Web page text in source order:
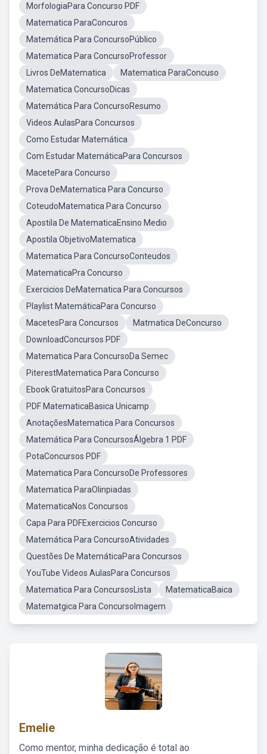
MorfologiaPara Concurso PDF
Matematica ParaConcuros
Matemática Para ConcursoPúblico
Matematica Para ConcursoProfessor
Livros DeMatematica
Matematica ParaConcuso
Matematica ConcursoDicas
Matemática Para ConcursoResumo
Videos AulasPara Concursos
Como Estudar Matemática
Com Estudar MatemáticaPara Concursos
MacetePara Concurso
Prova DeMatematica Para Concurso
CoteudoMatematica Para Concurso
Apostila De MatematicaEnsino Medio
Apostila ObjetivoMatematica
Matematica Para ConcursoConteudos
MatematicaPra Concurso
Exercicios DeMatematica Para Concursos
Playlist MatemáticaPara Concurso
MacetesPara Concursos
Matmatica DeConcurso
DownloadConcursos PDF
Matematica Para ConcursoDa Semec
PiterestMatematica Para Concurso
Ebook GratuitosPara Concursos
PDF MatematicaBasica Unicamp
AnotaçõesMatematica Para Concursos
Matemática Para ConcursosÁlgebra 1 PDF
PotaConcursos PDF
Matematica Para ConcursoDe Professores
Matematica ParaOlinpiadas
MatematicaNos Concursos
Capa Para PDFExercicios Concurso
Matemática Para ConcursoAtividades
Questões De MatemáticaPara Concursos
YouTube Videos AulasPara Concursos
Matematica Para ConcursosLista
MatematicaBaica
Matematgica Para ConcursoImagem
Emelie
Como mentor, minha dedicação é total ao